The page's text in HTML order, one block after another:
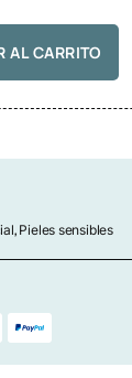
AL CARRITO
, Pieles sensibles